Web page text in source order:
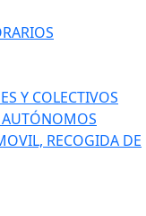
Y COLECTIVOS
AUTÓNOMOS
RECOGIDA DE